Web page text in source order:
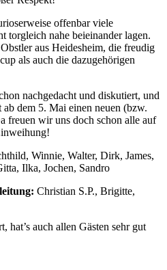
offenbar viele
torgleich nahe beieinander lagen.
aus Heidesheim, die freudig
als auch die dazugehörigen
nachgedacht und diskutiert, und
dem 5. Mai einen neuen (bzw.
freuen wir uns doch schon alle auf
Winnie, Walter, Dirk, James,
Ilka, Jochen, Sandro
Christian S.P., Brigitte,
hat’s auch allen Gästen sehr gut